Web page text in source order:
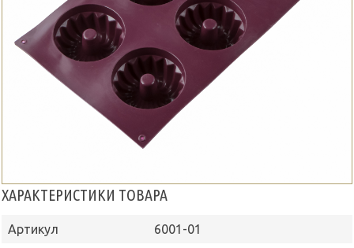
ХАРАКТЕРИСТИКИ ТОВАРА
Артикул
6001-01